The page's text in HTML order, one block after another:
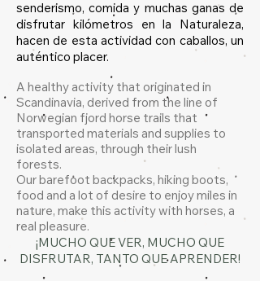
senderismo, comida y muchas ganas de
disfrutar kilómetros en la Naturaleza,
hacen de esta actividad con caballos, un
auténtico placer.
A healthy activity that originated in
Scandinavia, derived from the line of
Norwegian fjord horse trails that
transported materials and supplies to
isolated areas, through their lush
forests.
Our barefoot backpacks, hiking boots,
food and a lot of desire to enjoy miles in
nature, make this activity with horses, a
real pleasure.
¡MUCHO QUE VER, MUCHO QUE
DISFRUTAR, TANTO QUE APRENDER!